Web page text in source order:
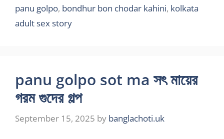
panu golpo, bondhur bon chodar kahini, kolkata
adult sex story
panu golpo sot ma সৎ মায়ের
গরম গুদের গল্প
September 15, 2025 by banglachoti.uk